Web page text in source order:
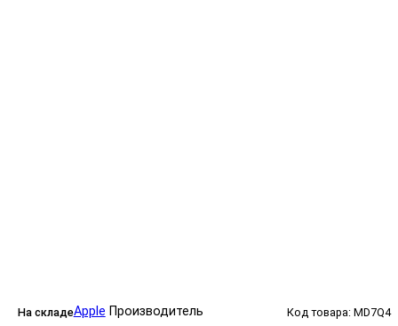
На складе Код товара: MD7Q4
Apple Производитель